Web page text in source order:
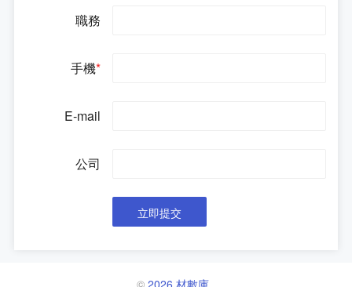
職務
手機*
E-mail
公司
© 2026 材數庫